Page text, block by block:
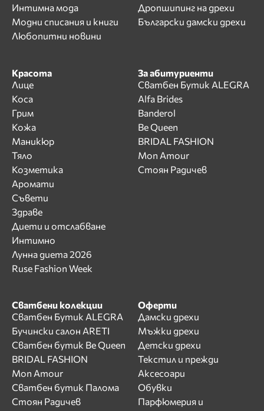
Интимна мода
Модни списания и книги
Любопитни новини
Дропшипинг на дрехи
Български дамски дрехи
Красота
Лице
Коса
Грим
Кожа
Маникюр
Тяло
Козметика
Аромати
Съвети
Здраве
Диети и отслабване
Интимно
Лунна диета 2026
Ruse Fashion Week
За абитуриенти
Сватбен Бутик ALEGRA
Alfa Brides
Banderol
Be Queen
BRIDAL FASHION
Mon Amour
Стоян Радичев
Сватбени колекции
Сватбен Бутик ALEGRA
Бучински салон ARETI
Сватбен бутик Be Queen
BRIDAL FASHION
Mon Amour
Сватбен бутик Палома
Стоян Радичев
Оферти
Дамски дрехи
Мъжки дрехи
Детски дрехи
Текстил и прежди
Аксесоари
Обувки
Парфюмерия и